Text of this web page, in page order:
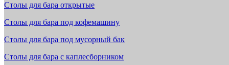
Столы для бара открытые
Столы для бара под кофемашину
Столы для бара под мусорный бак
Столы для бара с каплесборником